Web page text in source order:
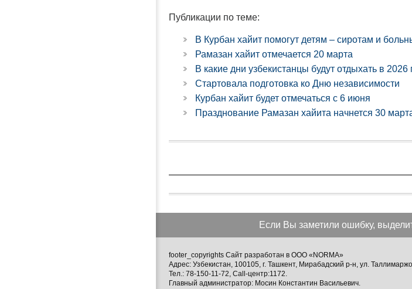
Публикации по теме:
В Курбан хайит помогут детям – сиротам и
Рамазан хайит отмечается 20 марта
В какие дни узбекистанцы будут отдыхать в 2026
Стартовала подготовка ко Дню независимости
Курбан хайит будет отмечаться с 6 июня
Празднование Рамазан хайита начнется 30
Если Вы заметили ошибку,
footer_copyrights Сайт разработан в ООО «NORMA»
Адрес: Узбекистан, 100105, г. Ташкент, Мирабадский р-н, ул.
Тел.: 78-150-11-72, Call-центр:1172.
Главный администратор: Мосин Константин Васильевич.